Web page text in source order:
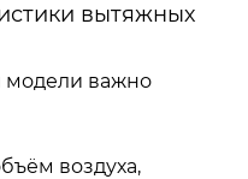
вытяжных
важно
воздуха,